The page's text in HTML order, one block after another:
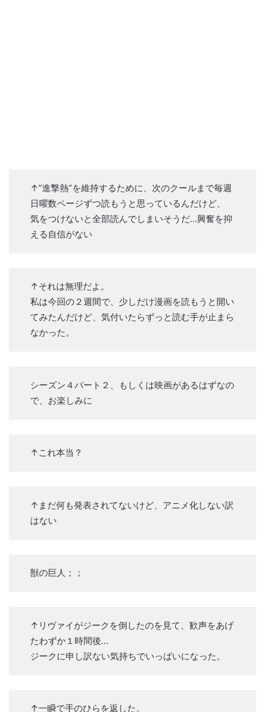
↑”進撃熱”を維持するために、次のクールまで毎週
日曜数ページずつ読もうと思っているんだけど、
気をつけないと全部読んでしまいそうだ…興奮を抑
える自信がない
↑それは無理だよ。
私は今回の２週間で、少しだけ漫画を読もうと開い
てみたんだけど、気付いたらずっと読む手が止まら
なかった。
シーズン４パート２、もしくは映画があるはずなの
で、お楽しみに
↑これ本当？
↑まだ何も発表されてないけど、アニメ化しない訳
はない
獣の巨人；；
↑リヴァイがジークを倒したのを見て、歓声をあげ
たわずか１時間後…
ジークに申し訳ない気持ちでいっぱいになった。
↑一瞬で手のひらを返した。